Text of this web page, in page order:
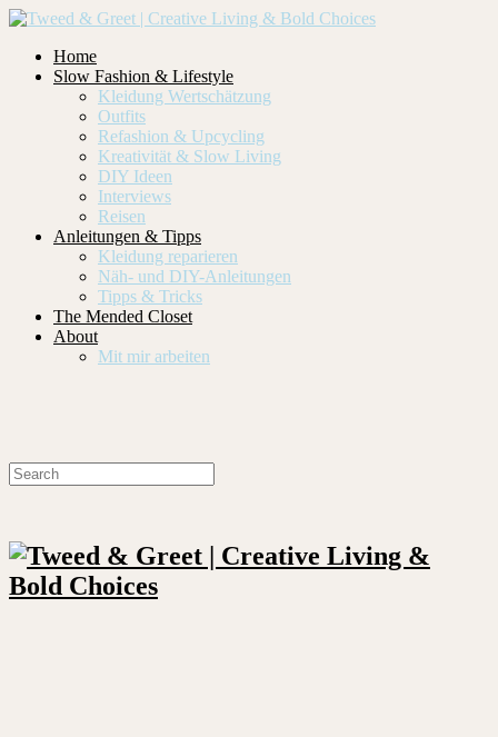
Home
Slow Fashion & Lifestyle
Kleidung Wertschätzung
Outfits
Refashion & Upcycling
Kreativität & Slow Living
DIY Ideen
Interviews
Reisen
Anleitungen & Tipps
Kleidung reparieren
Näh- und DIY-Anleitungen
Tipps & Tricks
The Mended Closet
About
Mit mir arbeiten